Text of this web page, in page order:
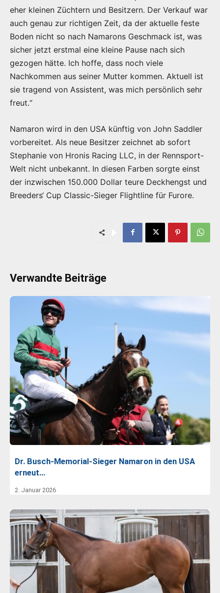
eher kleinen Züchtern und Besitzern. Der Verkauf war
auch genau zur richtigen Zeit, da der aktuelle feste
Boden nicht so nach Namarons Geschmack ist, was
sicher jetzt erstmal eine kleine Pause nach sich
gezogen hätte. Ich hoffe, dass noch viele
Nachkommen aus seiner Mutter kommen. Aktuell ist
sie tragend von Assistent, was mich persönlich sehr
freut.“
Namaron wird in den USA künftig von John Saddler
vorbereitet. Als neue Besitzer zeichnet ab sofort
Stephanie von Hronis Racing LLC, in der Rennsport-
Welt nicht unbekannt. In diesen Farben sorgte einst
der inzwischen 150.000 Dollar teure Deckhengst und
Breeders‘ Cup Classic-Sieger Flightline für Furore.
Verwandte Beiträge
Dr. Busch-Memorial-Sieger Namaron in den USA
erneut…
2. Januar 2026